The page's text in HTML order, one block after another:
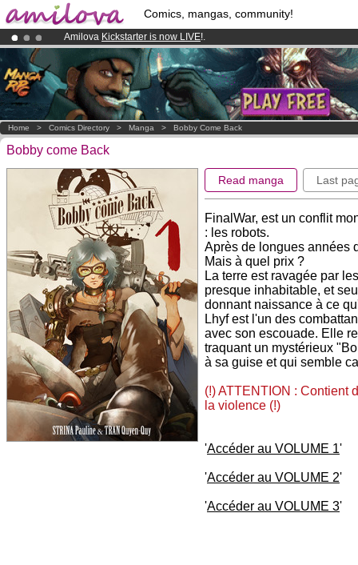
Comics, mangas, community!
Amilova Kickstarter is now LIVE!.
Premium membership from3.95 eurosper month !Get membership
Already 100000membersand 1000 comics & mangas!.
Home > Comics Directory > Manga > Bobby Come Back
Bobby come Back
Read manga Last
FinalWar, est un conflit
: les robots.
Après de longues années
Mais à quel prix ?
La terre est ravagée par
presque inhabitable, et
donnant naissance à ce
Lhyf est l'un des
avec son escouade. Elle
traquant un mystérieux
à sa guise et qui semble
(!) ATTENTION : Contient
la violence (!)
'Accéder au VOLUME 1'
'Accéder au VOLUME 2'
'Accéder au VOLUME 3'